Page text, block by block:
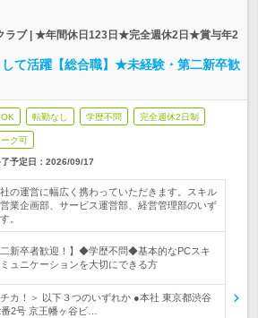
ラブ | ★年間休日123日★完全週休2日★賞与年2
て活躍【総合職】★未経験・第二新卒歓
転勤なし 学歴不問 完全週休2日制
ク可
予定日： 2026/09/17
の運営に幅広く携わっていただきます。スキル
業企画部、サービス運営部、経営管理部のいず
。
二新卒者歓迎！】◆学歴不問◆基本的なPCスキ
ュニケーションを大切にできる方
カ！＞ 以下３つのいずれか ●本社 東京都渋谷
2号 京王幡ヶ谷ビ…